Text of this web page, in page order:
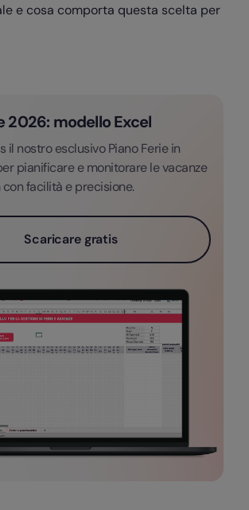
e cosa comporta questa scelta per
2026: modello Excel
il nostro esclusivo Piano Ferie in
pianificare e monitorare le vacanze
facilità e precisione.
Scaricare gratis